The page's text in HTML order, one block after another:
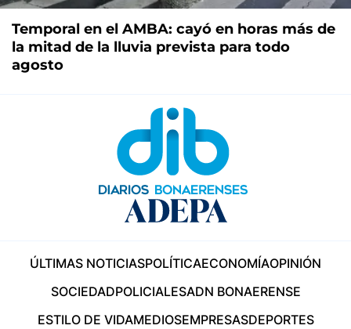
Temporal en el AMBA: cayó en horas más de
la mitad de la lluvia prevista para todo
agosto
ÚLTIMAS NOTICIASPOLÍTICAECONOMÍAOPINIÓN
SOCIEDADPOLICIALESADN BONAERENSE
ESTILO DE VIDAMEDIOSEMPRESASDEPORTES